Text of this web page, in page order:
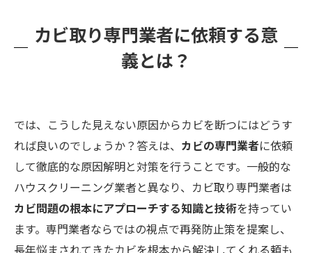
カビ取り専門業者に依頼する意
義とは？
では、こうした見えない原因からカビを断つにはどうす
れば良いのでしょうか？答えは、 カビの専門業者に依頼
して徹底的な原因解明と対策を行うことです。一般的な
ハウスクリーニング業者と異なり、カビ取り専門業者は
カビ問題の根本にアプローチする知識と技術を持ってい
ます。専門業者ならではの視点で再発防止策を提案し、
長年悩まされてきたカビを根本から解決してくれる頼も